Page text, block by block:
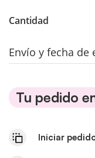
Cantidad
Envío y fecha de
Tu pedido
Iniciar